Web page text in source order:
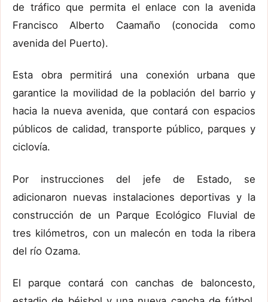
de tráfico que permita el enlace con la avenida
Francisco Alberto Caamaño (conocida como
avenida del Puerto).
Esta obra permitirá una conexión urbana que
garantice la movilidad de la población del barrio y
hacia la nueva avenida, que contará con espacios
públicos de calidad, transporte público, parques y
ciclovía.
Por instrucciones del jefe de Estado, se
adicionaron nuevas instalaciones deportivas y la
construcción de un Parque Ecológico Fluvial de
tres kilómetros, con un malecón en toda la ribera
del río Ozama.
El parque contará con canchas de baloncesto,